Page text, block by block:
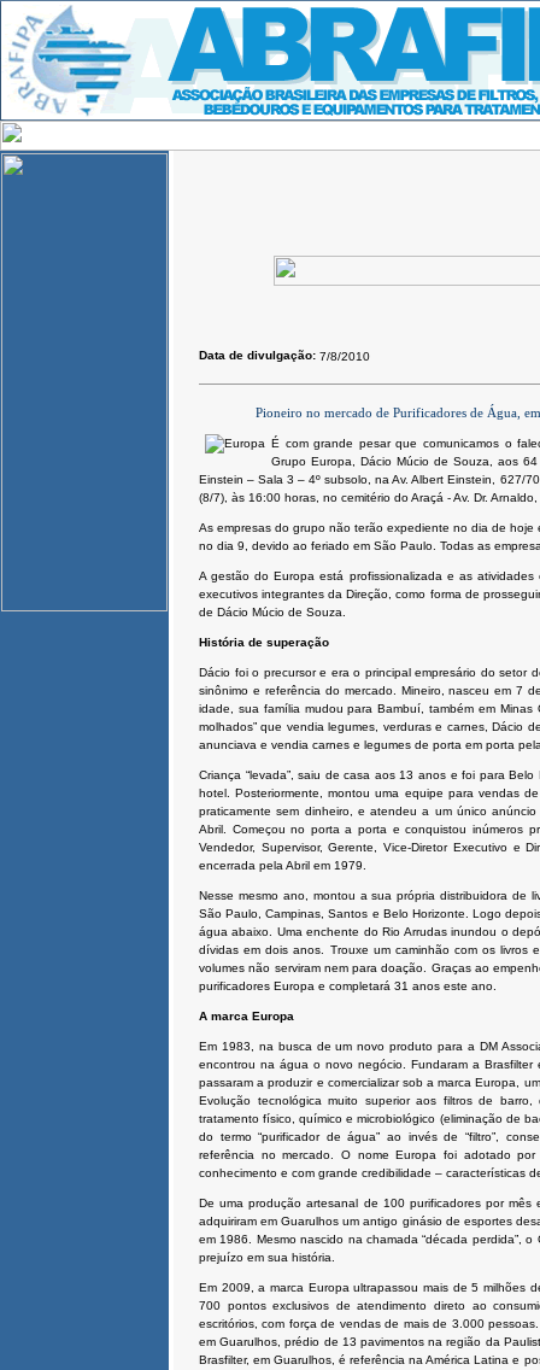
Data de divulgação: 7/8/2010
Pioneiro no mercado de Purificadores de Água,
É com grande pesar que comunicamos o
Grupo Europa, Dácio Múcio de Souza, aos
Einstein – Sala 3 – 4º subsolo, na Av. Albert Einstein, 627/
(8/7), às 16:00 horas, no cemitério do Araçá - Av. Dr.
As empresas do grupo não terão expediente no dia de
no dia 9, devido ao feriado em São Paulo. Todas as
A gestão do Europa está profissionalizada e as
executivos integrantes da Direção, como forma de
de Dácio Múcio de Souza.
História de superação
Dácio foi o precursor e era o principal empresário do setor
sinônimo e referência do mercado. Mineiro, nasceu em 7
idade, sua família mudou para Bambuí, também em
molhados” que vendia legumes, verduras e carnes, Dácio
anunciava e vendia carnes e legumes de porta em porta
Criança “levada”, saiu de casa aos 13 anos e foi para
hotel. Posteriormente, montou uma equipe para vendas
praticamente sem dinheiro, e atendeu a um único
Abril. Começou no porta a porta e conquistou inúmeros
Vendedor, Supervisor, Gerente, Vice-Diretor Executivo e
encerrada pela Abril em 1979.
Nesse mesmo ano, montou a sua própria distribuidora de
São Paulo, Campinas, Santos e Belo Horizonte. Logo
água abaixo. Uma enchente do Rio Arrudas inundou o
dívidas em dois anos. Trouxe um caminhão com os
volumes não serviram nem para doação. Graças ao
purificadores Europa e completará 31 anos este ano.
A marca Europa
Em 1983, na busca de um novo produto para a DM
encontrou na água o novo negócio. Fundaram a
passaram a produzir e comercializar sob a marca Europa,
Evolução tecnológica muito superior aos filtros de
tratamento físico, químico e microbiológico (eliminação de
do termo “purificador de água” ao invés de “filtro”,
referência no mercado. O nome Europa foi adotado
conhecimento e com grande credibilidade – características
De uma produção artesanal de 100 purificadores por
adquiriram em Guarulhos um antigo ginásio de esportes
em 1986. Mesmo nascido na chamada “década perdida”,
prejuízo em sua história.
Em 2009, a marca Europa ultrapassou mais de 5 milhões
700 pontos exclusivos de atendimento direto ao
escritórios, com força de vendas de mais de 3.000
em Guarulhos, prédio de 13 pavimentos na região da
Brasfilter, em Guarulhos, é referência na América Latina e